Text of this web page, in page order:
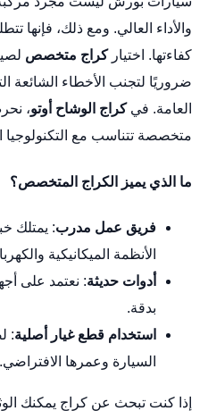
والأداء العالي. ومع ذلك، فإنها
كفاءتها. اختياركراج متخصص
ضروريًا لتجنب الأخطاء الشائعة
العامة. فيكراج الوشاح أوتو،
متخصصة تتناسب مع التكنولوجيا
ما الذي يميز الكراج المتخصص؟
فريق عمل مدرب: يمتلك
الأنظمة الميكانيكية
أدوات حديثة: نعتمد على
بدقة.
استخدام قطع غيار أصلية:
السيارة وعمرها الافتراضي.
إذا كنت تبحث عن كراج يمكنك